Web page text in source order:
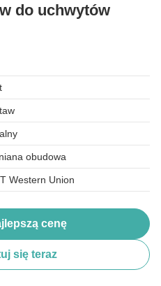
do uchwytów
obudowa
Western Union
cenę
się teraz